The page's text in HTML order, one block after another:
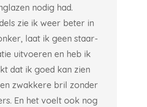
nodig had.
zie ik weer beter in
laat ik geen staar-
uitvoeren en heb ik
dat ik goed kan zien
zwakkere bril zonder
En het voelt ook nog